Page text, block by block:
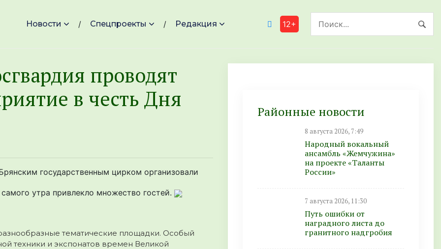
Новости Спецпроекты Редакция 12+
проводят
в честь Дня
государственным цирком организовали
утра привлекло множество гостей.
тематические площадки. Особый
техники и экспонатов времен Великой
Районные новости
8 августа 2026, 7:49
Народный вокальный
ансамбль «Жемчужина»
на проекте «Таланты
России»
7 августа 2026, 11:30
Путь ошибки от
наградного листа до
гранитного надгробия